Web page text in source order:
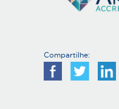
Compartilhe: